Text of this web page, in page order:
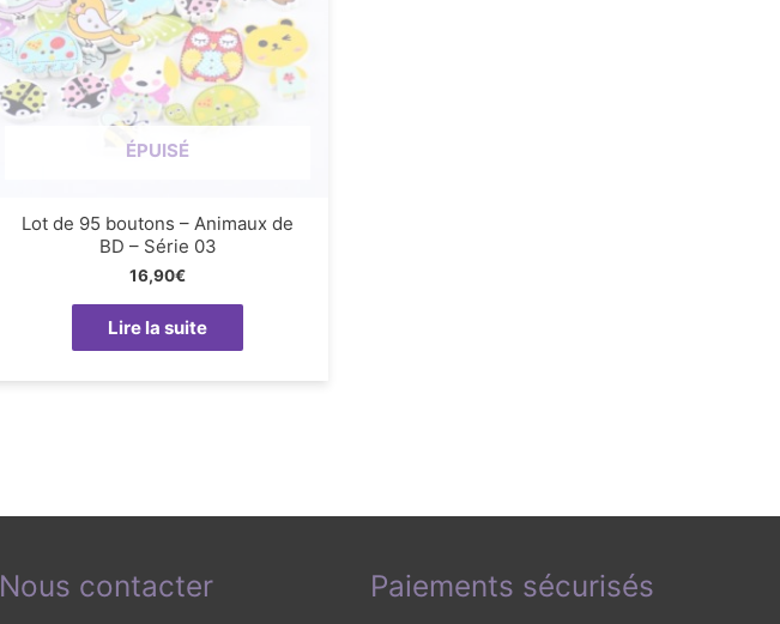
ÉPUISÉ
Lot de 95 boutons – Animaux de
BD – Série 03
16,90€
Lire la suite
Nous contacter Paiements sécurisés